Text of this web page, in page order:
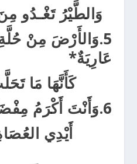
وَالطَّيْرُ تَغْـدُو
5. وَالأَرْضَ مِنْ حُلَّةِ
عَارِيَةٌ*
كَأَنَّهَا مَا
6. وَأَنْتَ أَكْرَمُ
أَيْدِي